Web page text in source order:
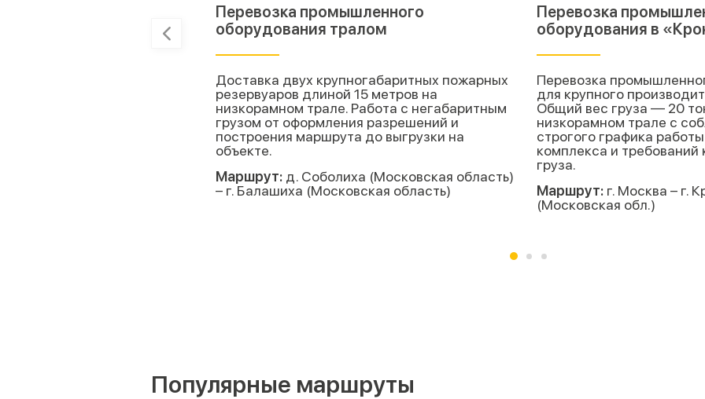
Перевозка промышленного
оборудования тралом
Доставка двух крупногабаритных пожарных
резервуаров длиной 15 метров на
низкорамном трале. Работа с негабаритным
грузом от оформления разрешений и
построения маршрута до выгрузки на
объекте.
Маршрут: д. Соболиха (Московская область)
– г. Балашиха (Московская область)
Перевозка
оборудования в
Перевозка
для крупного
Общий вес груза — 20
низкорамном трале с
строгого графика
комплекса и требований
груза.
Маршрут: г. Москва – г.
(Московская обл.)
Популярные маршруты